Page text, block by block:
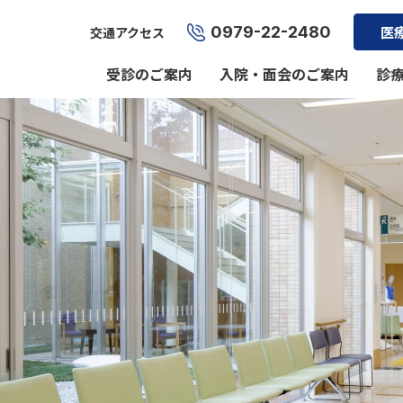
交通アクセス 0979-22-2480 医
受診のご案内 入院・面会のご案内 診